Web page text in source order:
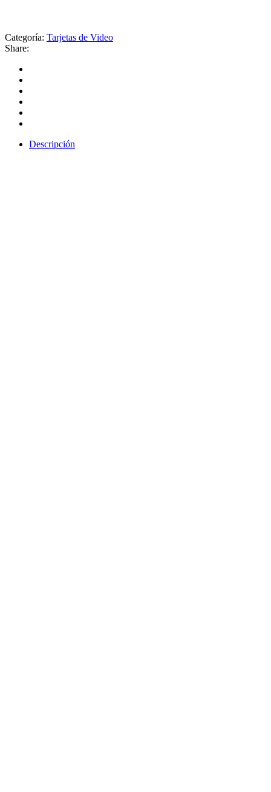
Categoría: Tarjetas de Video
Share:
Descripción